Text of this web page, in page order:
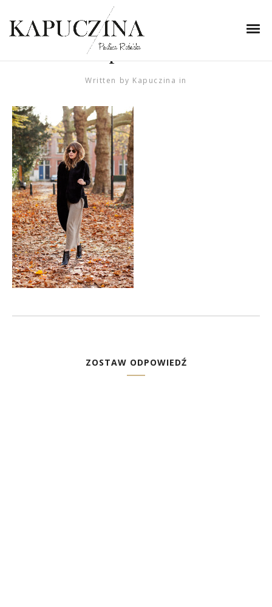
22 stycznia 2015
Faux-fur-stole-fash-n-
chips.com-2
Written by Kapuczina in
ZOSTAW ODPOWIEDŹ